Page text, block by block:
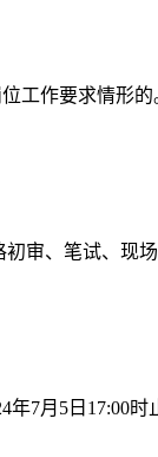
工作要求情形的
审、笔试、现
7月5日17:00时